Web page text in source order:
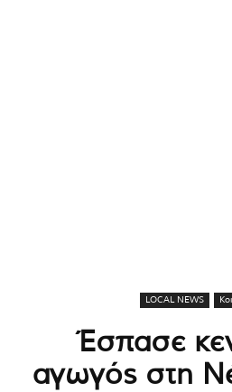
LOCAL NEWS
Έσπασε
αγωγός στη